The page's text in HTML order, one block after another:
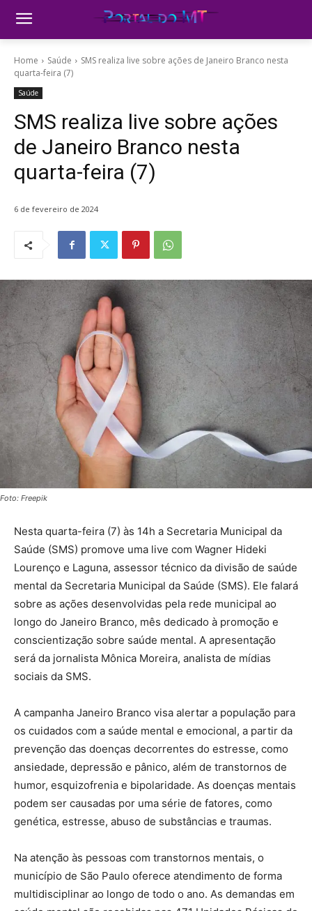
Home Saúde
SMS realiza live sobre ações de Janeiro Branco nesta
quarta-feira (7)
Saúde
SMS realiza live sobre ações
de Janeiro Branco nesta
quarta-feira (7)
6 de fevereiro de 2024
Foto: Freepik
Nesta quarta-feira (7) às 14h a Secretaria Municipal da
Saúde (SMS) promove uma live com Wagner Hideki
Lourenço e Laguna, assessor técnico da divisão de saúde
mental da Secretaria Municipal da Saúde (SMS). Ele falará
sobre as ações desenvolvidas pela rede municipal ao
longo do Janeiro Branco, mês dedicado à promoção e
conscientização sobre saúde mental. A apresentação
será da jornalista Mônica Moreira, analista de mídias
sociais da SMS.
A campanha Janeiro Branco visa alertar a população para
os cuidados com a saúde mental e emocional, a partir da
prevenção das doenças decorrentes do estresse, como
ansiedade, depressão e pânico, além de transtornos de
humor, esquizofrenia e bipolaridade. As doenças mentais
podem ser causadas por uma série de fatores, como
genética, estresse, abuso de substâncias e traumas.
Na atenção às pessoas com transtornos mentais, o
município de São Paulo oferece atendimento de forma
multidisciplinar ao longo de todo o ano. As demandas em